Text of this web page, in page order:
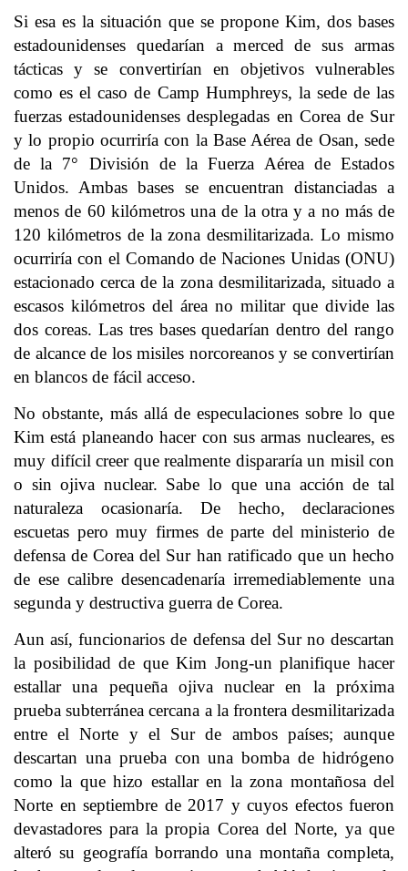
Si esa es la situación que se propone Kim, dos bases
estadounidenses quedarían a merced de sus armas
tácticas y se convertirían en objetivos vulnerables
como es el caso de Camp Humphreys, la sede de las
fuerzas estadounidenses desplegadas en Corea de Sur
y lo propio ocurriría con la Base Aérea de Osan, sede
de la 7° División de la Fuerza Aérea de Estados
Unidos. Ambas bases se encuentran distanciadas a
menos de 60 kilómetros una de la otra y a no más de
120 kilómetros de la zona desmilitarizada. Lo mismo
ocurriría con el Comando de Naciones Unidas (ONU)
estacionado cerca de la zona desmilitarizada, situado a
escasos kilómetros del área no militar que divide las
dos coreas. Las tres bases quedarían dentro del rango
de alcance de los misiles norcoreanos y se convertirían
en blancos de fácil acceso.
No obstante, más allá de especulaciones sobre lo que
Kim está planeando hacer con sus armas nucleares, es
muy difícil creer que realmente dispararía un misil con
o sin ojiva nuclear. Sabe lo que una acción de tal
naturaleza ocasionaría. De hecho, declaraciones
escuetas pero muy firmes de parte del ministerio de
defensa de Corea del Sur han ratificado que un hecho
de ese calibre desencadenaría irremediablemente una
segunda y destructiva guerra de Corea.
Aun así, funcionarios de defensa del Sur no descartan
la posibilidad de que Kim Jong-un planifique hacer
estallar una pequeña ojiva nuclear en la próxima
prueba subterránea cercana a la frontera desmilitarizada
entre el Norte y el Sur de ambos países; aunque
descartan una prueba con una bomba de hidrógeno
como la que hizo estallar en la zona montañosa del
Norte en septiembre de 2017 y cuyos efectos fueron
devastadores para la propia Corea del Norte, ya que
alteró su geografía borrando una montaña completa,